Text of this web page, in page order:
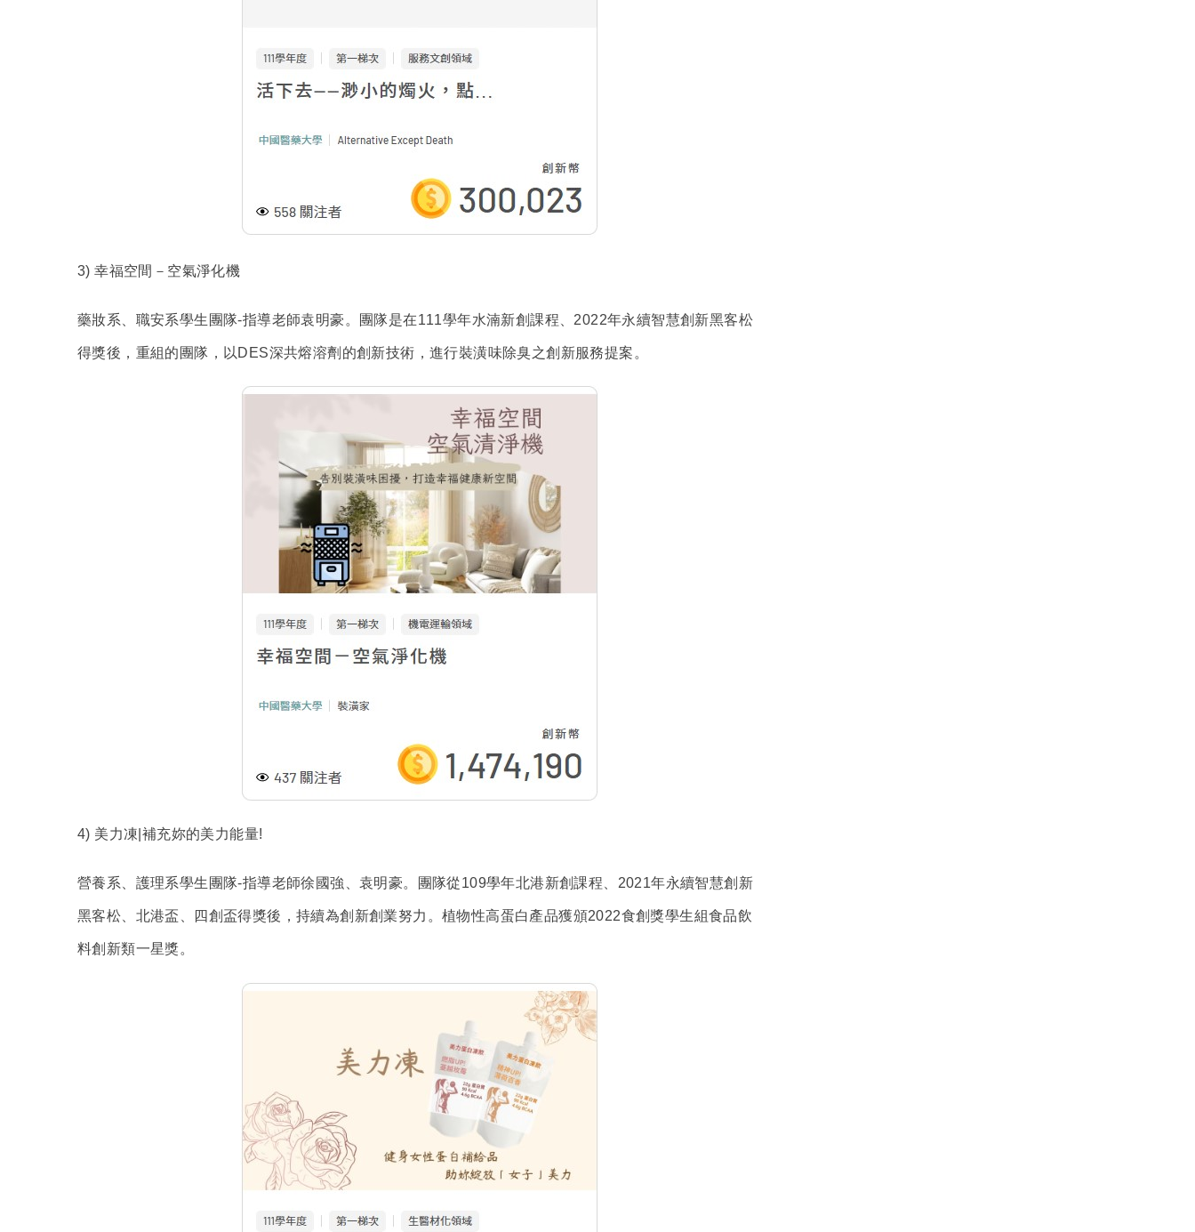
3)幸福空間－空氣淨化機
藥妝系、職安系學生團隊-指導老師袁明豪。團隊是在111學年水湳新創課程、2022年永續智慧創新黑客松
得獎後，重組的團隊，以DES深共熔溶劑的創新技術，進行裝潢味除臭之創新服務提案。
4) 美力凍|補充妳的美力能量!
營養系、護理系學生團隊-指導老師徐國強、袁明豪。團隊從109學年北港新創課程、2021年永續智慧創新
黑客松、北港盃、四創盃得獎後，持續為創新創業努力。植物性高蛋白產品獲頒2022食創獎學生組食品飲
料創新類一星獎。